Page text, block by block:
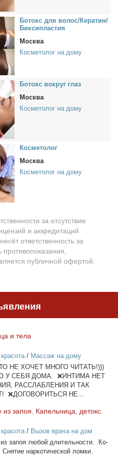
Бо­токс для во­лос/Ке­ра­тин/
Бик­сипла­стия
Москва
Косметолог на дому
Бо­токс во­круг глаз
Москва
Косметолог на дому
Кос­ме­то­лог
Москва
Косметолог на дому
за отсутствие
и аккредитаций
ответственность за
публичной офертой.
и те­ла
/ Массаж на дому
НЕ ХОЧЕТ МНОГО ЧИТАТЬ!)))
У СЕБЯ ДОМА. ❌ИНТИМА НЕТ
РАССЛАБЛЕНИЯ И ТАК
❌ДОГОВОРИТЬСЯ НЕ...
за­поя. Ка­пель­ни­ца, де­токс.
/ Вызов врача на дом
за­поя лю­бой дли­тель­но­сти. Ко­
нар­ко­ти­че­ской лом­ки.